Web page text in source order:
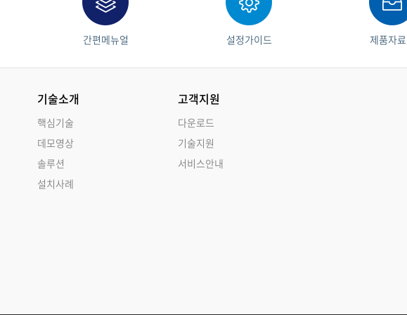
간편메뉴얼 설정가이드 제품자
기술소개
핵심기술
데모영상
솔루션
설치사례
고객지원
다운로드
기술지원
서비스안내